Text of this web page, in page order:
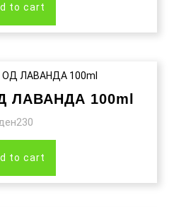
to cart
ЛАВАНДА 100ml
230
to cart